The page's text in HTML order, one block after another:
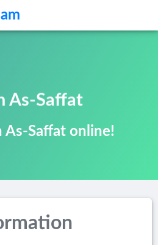
As-Saffat
As-Saffat online!